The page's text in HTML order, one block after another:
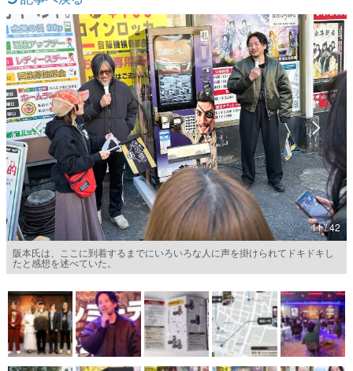
具体的な形から解き明かしていく、硬派で骨太な評論連載
です。
ゲームが変えた日本語
「経験値」「裏技」「ラスボス」… ゲームにまつわる言葉
の起源や用法の変遷を、コンピューター文化史研究家・タ
イニーP氏が徹底調査。
カテゴリ
特集記事
マンガ
女性向け
アプリレビュー
その他
電ファミニコゲーマーとは？
運営：株式会社マレ
11 / 42
阪本氏は、ここに到着するまでにいろいろな人に声を掛けられてドキドキし
たと感想を述べていた。